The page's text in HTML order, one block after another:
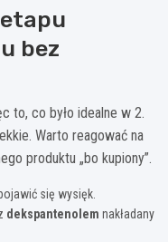
bez
to, co było idealne w 2.
Warto reagować na
produktu „bo kupiony”.
się wysięk.
dekspantenolem nakładany